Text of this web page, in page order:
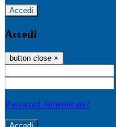
Accedi
Accedi
button close ×
Password dimenticata?